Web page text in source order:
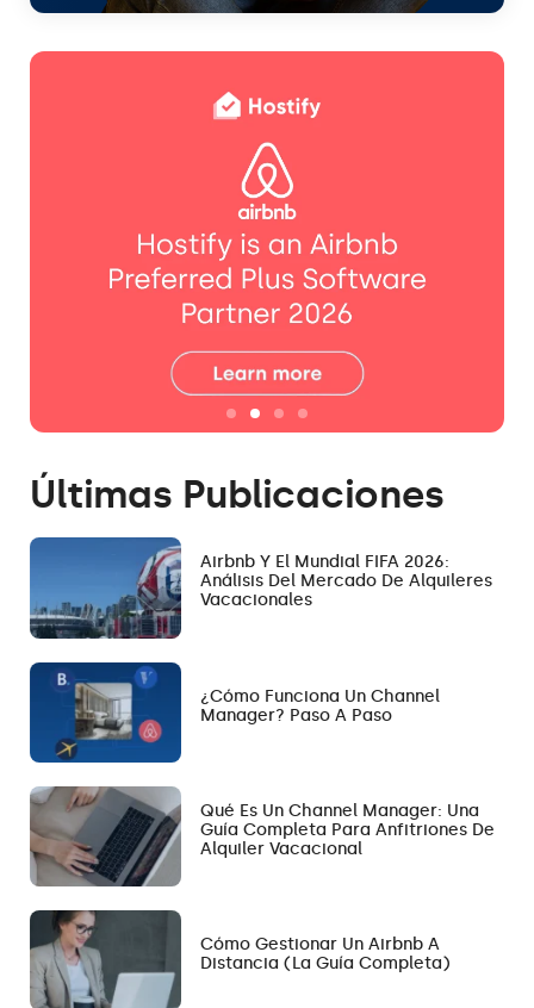
Últimas Publicaciones
Airbnb Y El Mundial FIFA 2026:
Análisis Del Mercado De Alquileres
Vacacionales
¿Cómo Funciona Un Channel
Manager? Paso A Paso
Qué Es Un Channel Manager: Una
Guía Completa Para Anfitriones De
Alquiler Vacacional
Cómo Gestionar Un Airbnb A
Distancia (la Guía Completa)